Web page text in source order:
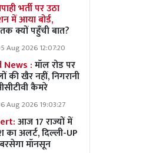
भर्ती पर उठा
में आया बोर्ड,
क्यों पहुँची बात?
Aug 2026 12:07:20
:मॉल रोड पर
की खैर नहीं, निगरानी
कैमरे
Aug 2026 19:03:27
आज 17 राज्यों में
का अलर्ट, दिल्ली-UP
मॉनसून